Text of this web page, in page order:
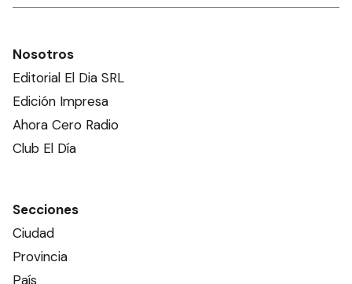
Nosotros
Editorial El Dia SRL
Edición Impresa
Ahora Cero Radio
Club El Día
Secciones
Ciudad
Provincia
País